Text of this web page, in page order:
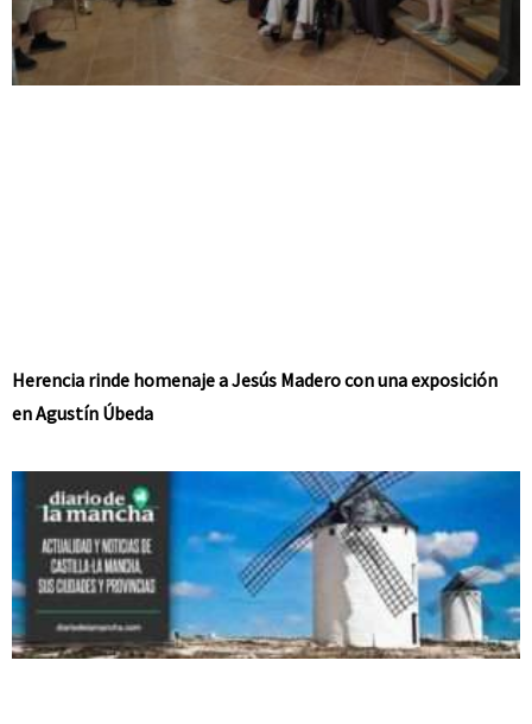
Herencia rinde homenaje a Jesús Madero con una exposición
en Agustín Úbeda